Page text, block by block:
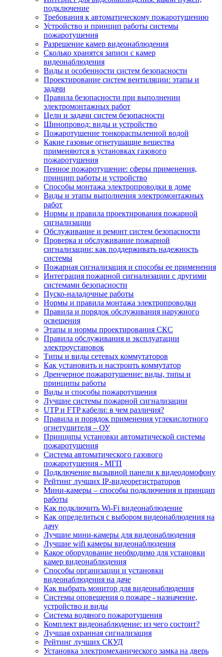
подключение
Требования к автоматическому пожаротушению
Устройство и принцип работы системы
пожаротушения
Разрешение камер видеонаблюдения
Сколько хранятся записи с камер
видеонаблюдения
Виды и особенности систем безопасности
Проектирование систем вентиляции: этапы и
задачи
Правила безопасности при выполнении
электромонтажных работ
Цели и задачи систем безопасности
Шинопровод: виды и устройство
Пожаротушение тонкораспыленной водой
Какие газовые огнетушащие вещества
применяются в установках газового
пожаротушения
Пенное пожаротушение: сферы применения,
принцип работы и устройство
Способы монтажа электропроводки в доме
Виды и этапы выполнения электромонтажных
работ
Нормы и правила проектирования пожарной
сигнализации
Обслуживание и ремонт систем безопасности
Проверка и обслуживание пожарной
сигнализации: как поддерживать надежность
системы
Пожарная сигнализация и способы ее применения
Интеграция пожарной сигнализации с другими
системами безопасности
Пуско-наладочные работы
Нормы и правила монтажа электропроводки
Правила и порядок обслуживания наружного
освещения
Этапы и нормы проектирования СКС
Правила обслуживания и эксплуатации
электроустановок
Типы и виды сетевых коммутаторов
Как установить и настроить коммутатор
Дренчерное пожаротушение: виды, типы и
принципы работы
Виды и способы пожаротушения
Лучшие системы пожарной сигнализации
UTP и FTP кабели: в чем различия?
Правила и порядок применения углекислотного
огнетушителя – ОУ
Принципы установки автоматической системы
пожаротушения
Система автоматического газового
пожаротушения - МГП
Подключение вызывной панели к видеодомофону
Рейтинг лучших IP-видеорегистраторов
Мини-камеры – способы подключения и принцип
работы
Как подключить Wi-Fi видеонаблюдение
Как определиться с выбором видеонаблюдения на
дачу
Лучшие мини-камеры для видеонаблюдения
Лучшие wifi камеры видеонаблюдения
Какое оборудование необходимо для установки
камер видеонаблюдения
Способы организации и установки
видеонаблюдения на даче
Как выбрать монитор для видеонаблюдения
Системы оповещения о пожаре - назначение,
устройство и виды
Система водяного пожаротушения
Комплект видеонаблюдение: из чего состоит?
Лучшая охранная сигнализация
Рейтинг лучших СКУД
Установка электромеханического замка на дверь